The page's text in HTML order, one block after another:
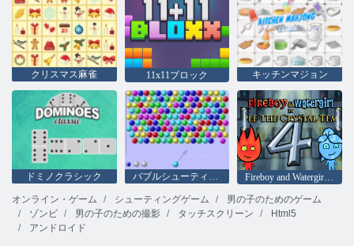
クリスマス麻雀 11x11ブロック キッチンマジョン
ドミノクラシック バブルシューティングhtml5
Fireboy and Watergirl 4：クリスタル寺院
オンライン・ゲーム
シューティングゲーム
男の子のためのゲーム
ゾンビ
男の子のための撮影 タッチスクリーン
Html5
アンドロイド